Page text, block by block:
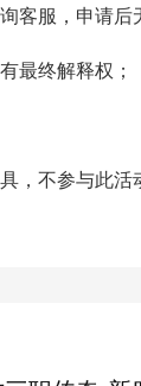
客服，申请后
最终解释权；
，不参与此活